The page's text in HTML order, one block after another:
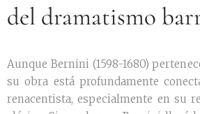
del dramatismo
Aunque Bernini (1598-1680)
su obra está profundamente
renacentista, especialmente en su